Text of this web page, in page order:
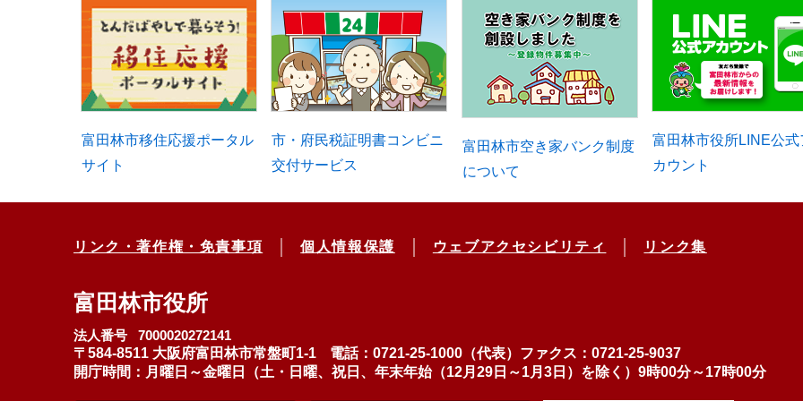
富田林市移住応援ポータル
サイト
市・府民税証明書コンビニ
交付サービス
富田林市空き家バンク制度
について
富田林市役所LINE公式
カウント
リンク・著作権・免責事項 個人情報保護 ウェブアクセシビリティ リンク集
富田林市役所
法人番号 7000020272141
〒584-8511 大阪府富田林市常盤町1-1
電話：0721-25-1000（代表） ファクス：0721-25-9037
開庁時間：月曜日～金曜日（土・日曜、祝日、年末年始（12月29日～1月3日）を除く）9時00分～17時00分